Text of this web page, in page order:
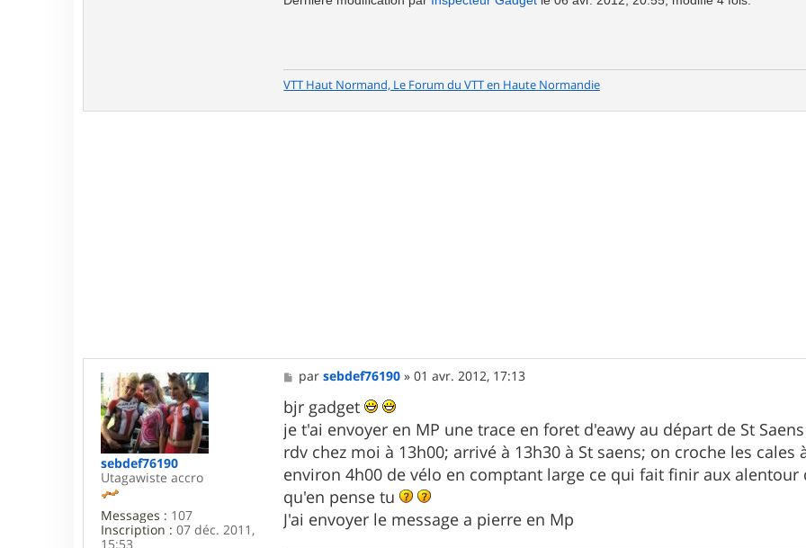
g
VTT Haut Normand, Le Forum du VTT en Haute Normandie
sebdef76190
Utagawiste accro
Messages : 107
Inscription : 07 déc. 2011,
15:53
M
e
s
s
a
g
e
parsebdef76190 »01 avr. 2012, 17:13
bjr gadget
je t'ai envoyer en MP une trace en foret d'eawy au départ de St
rdv chez moi à 13h00; arrivé à 13h30 à St saens; on croche les cales
environ 4h00 de vélo en comptant large ce qui fait finir aux alentour
qu'en pense tu
J'ai envoyer le message a pierre en Mp